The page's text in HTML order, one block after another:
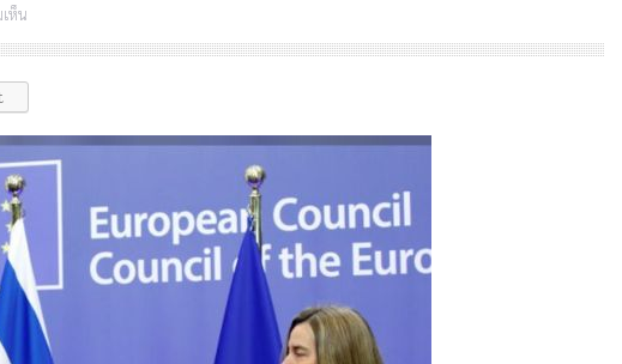
ห็น
อี
ยู
ลั่น
ไม่
รับ
รอง
เย
เลม
เป็น
เมือง
หลวง
อิสราเอล
คำสารภาพของอดีตคณะราษฎร
หลังกระทำมิบังควรต่อในหลวง
สามรัชกาล ร่วมกว่า 80ปี